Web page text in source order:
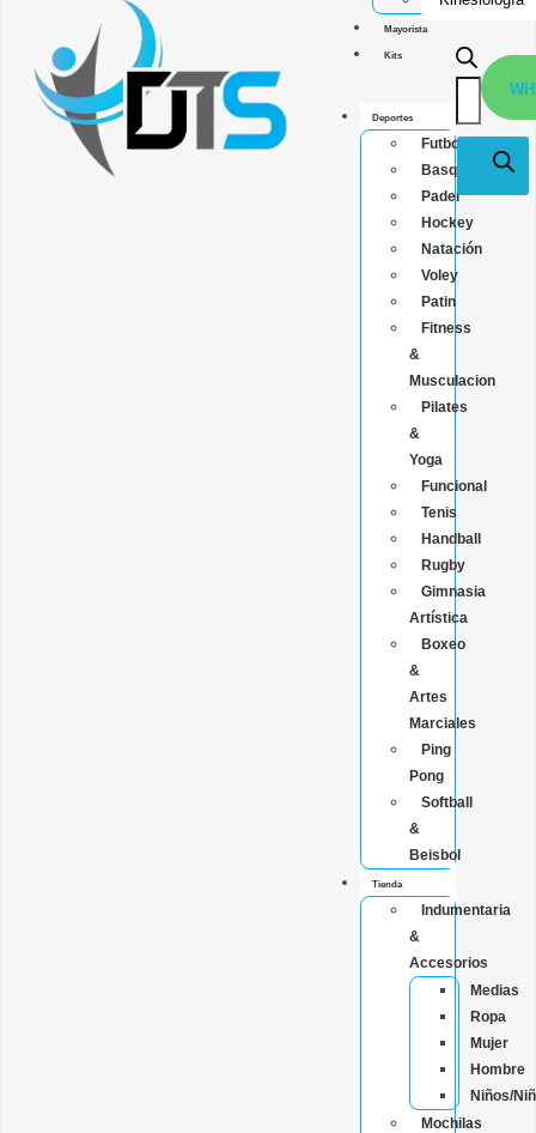
Mayorista
Kits
Deportes
Futbol
Basquet
Padel
Hockey
Natación
Voley
Patin
Fitness
&
Musculacion
Pilates
&
Yoga
Funcional
Tenis
Handball
Rugby
Gimnasia
Artística
Boxeo
&
Artes
Marciales
Ping
Pong
Softball
&
Beisbol
Tienda
Indumentaria
&
Accesorios
Medias
Ropa
Mujer
Hombre
Niños/
Mochilas